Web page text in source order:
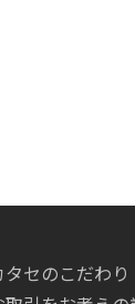
タセのこだわり